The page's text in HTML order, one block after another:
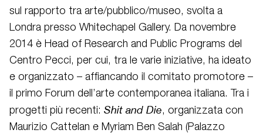
sul rapporto tra arte/pubblico/museo, svolta a
Londra presso Whitechapel Gallery. Da novembre
2014 è Head of Research and Public Programs del
Centro Pecci, per cui, tra le varie iniziative, ha ideato
e organizzato – affiancando il comitato promotore –
il primo Forum dell’arte contemporanea italiana. Tra i
progetti più recenti: Shit and Die, organizzata con
Maurizio Cattelan e Myriam Ben Salah (Palazzo